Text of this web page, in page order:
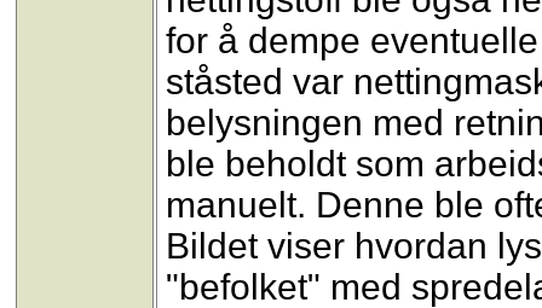
for å dempe
ståsted var
belysningen med
ble beholdt som
manuelt. Denne ble
Bildet viser hvordan
"befolket" med